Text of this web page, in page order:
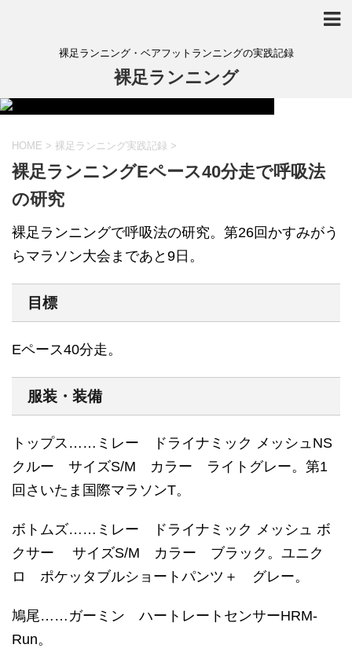
裸足ランニング・ベアフットランニングの実践記録
裸足ランニング
HOME > 裸足ランニング実践記録 >
裸足ランニングEペース40分走で呼吸法
の研究
裸足ランニングで呼吸法の研究。第26回かすみがう
らマラソン大会まであと9日。
目標
Eペース40分走。
服装・装備
トップス……ミレー ドライナミック メッシュNS
クルー サイズS/M カラー ライトグレー。第1
回さいたま国際マラソンT。
ボトムズ……ミレー ドライナミック メッシュ ボ
クサー サイズS/M カラー ブラック。ユニク
ロ ポケッタブルショートパンツ＋ グレー。
鳩尾……ガーミン ハートレートセンサーHRM-
Run。